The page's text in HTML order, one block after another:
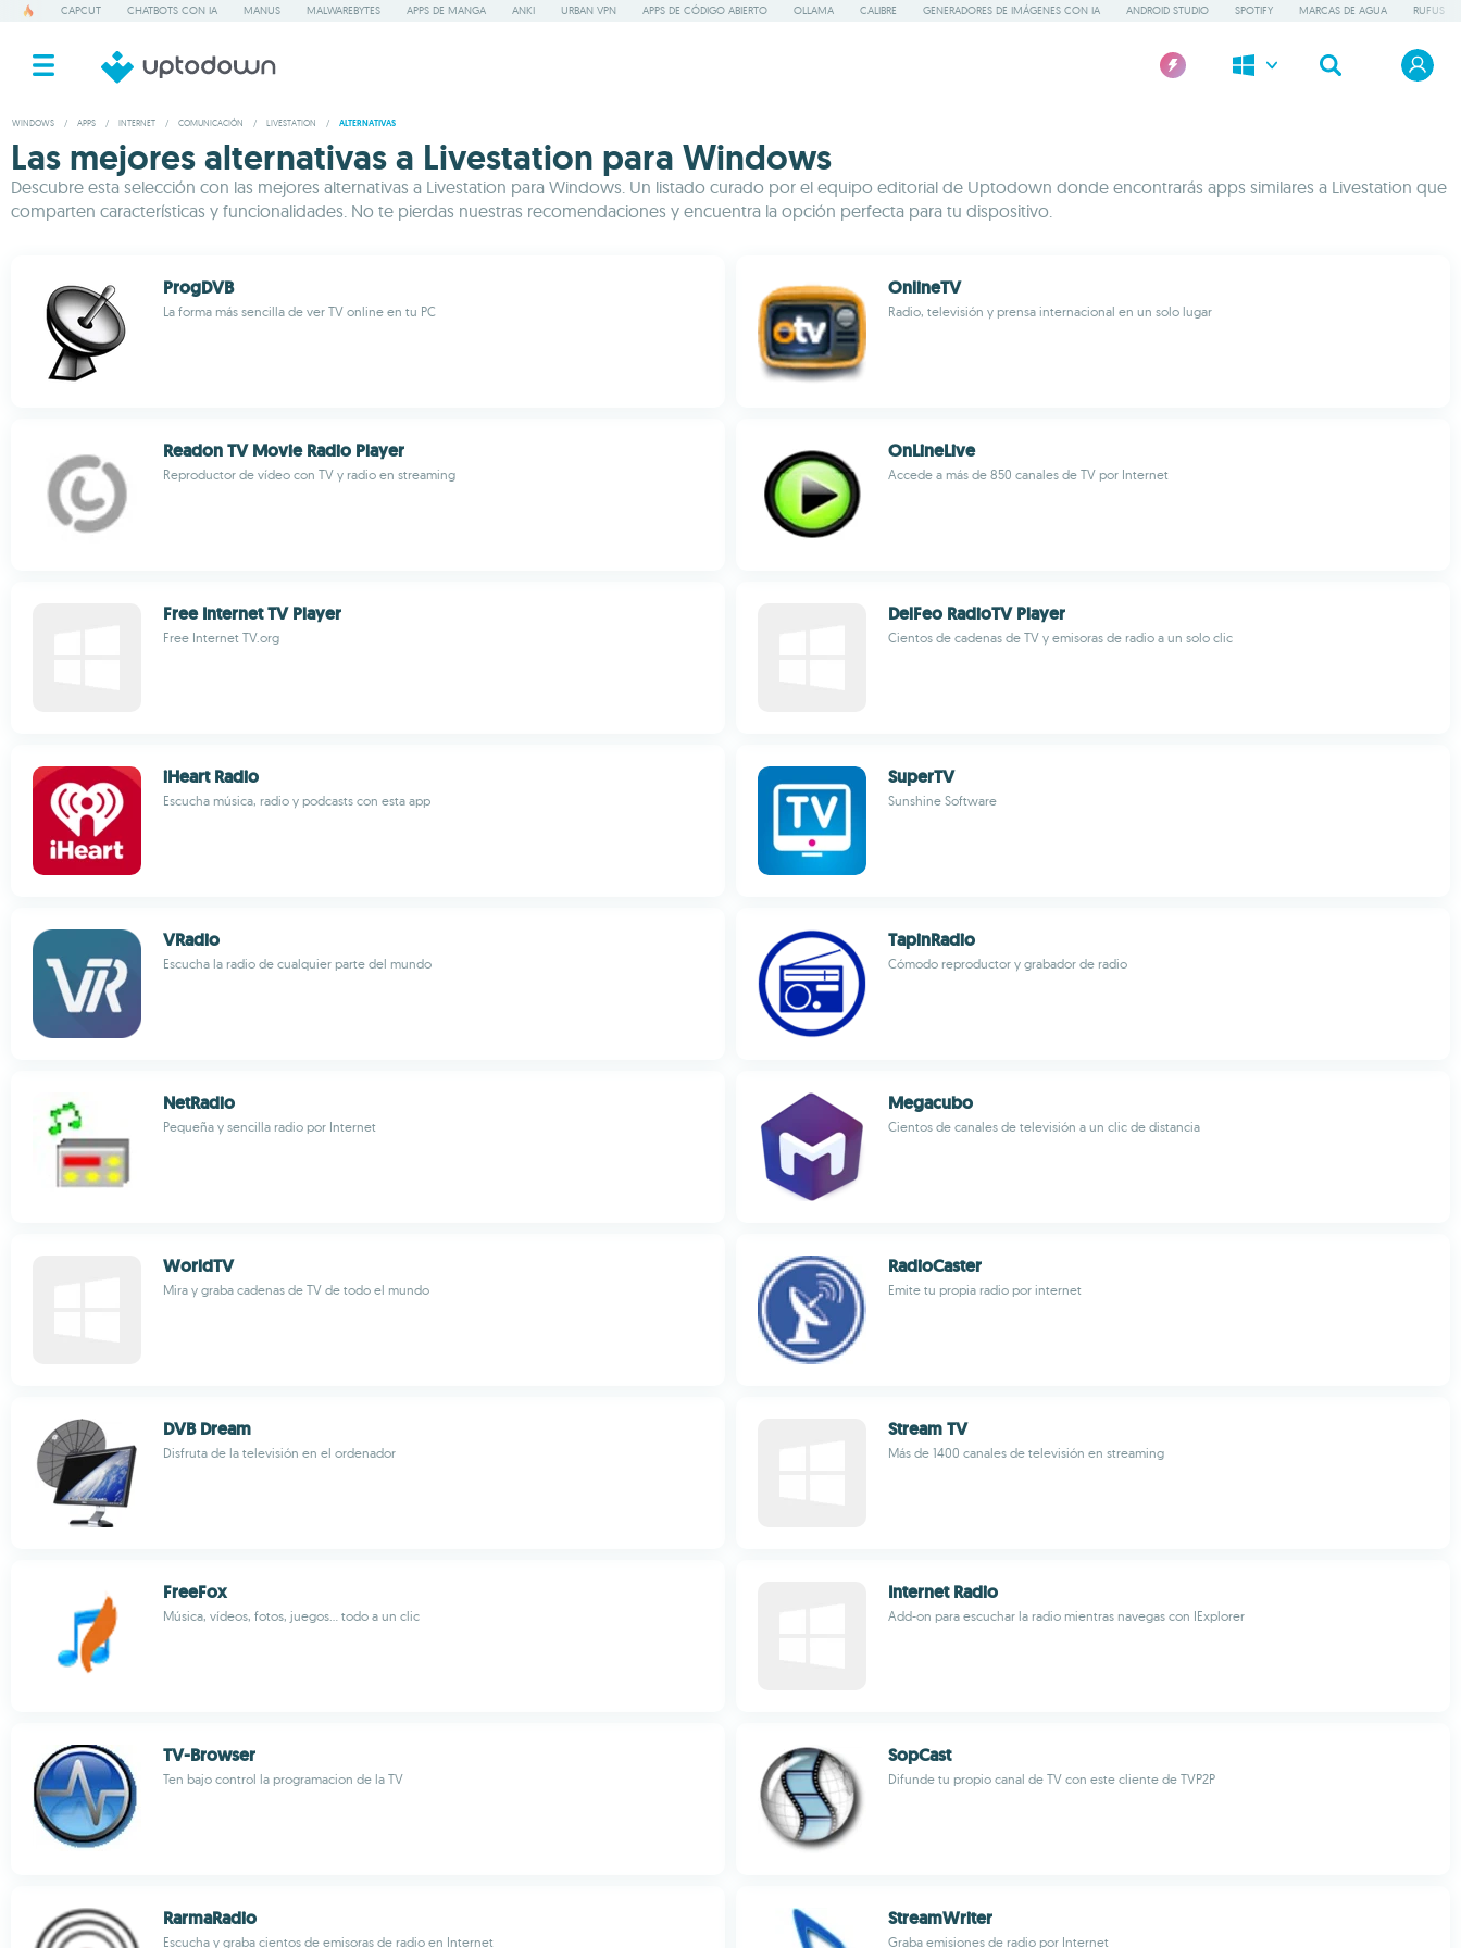
CAPCUT CHATBOTS CON IA MANUS MALWAREBYTES APPS DE MANGA ANKI URBAN VPN APPS DE CÓDIGO ABIERTO OLLAMA CALIBRE GENERADORES DE IMÁGENES CON IA ANDROID STUDIO SPOTIFY MARCAS DE AGUA RUFUS
WINDOWS / APPS / INTERNET / COMUNICACIÓN / LIVESTATION / ALTERNATIVAS
Las mejores alternativas a Livestation para Windows
Descubre esta selección con las mejores alternativas a Livestation para Windows. Un listado curado por el equipo editorial de Uptodown donde encontrarás apps similares a Livestation que
comparten características y funcionalidades. No te pierdas nuestras recomendaciones y encuentra la opción perfecta para tu dispositivo.
ProgDVB
La forma más sencilla de ver TV online en tu PC
OnlineTV
Radio, televisión y prensa internacional en un solo lugar
Readon TV Movie Radio Player
Reproductor de vídeo con TV y radio en streaming
OnLineLive
Accede a más de 850 canales de TV por Internet
Free Internet TV Player
Free Internet TV.org
DelFeo RadioTV Player
Cientos de cadenas de TV y emisoras de radio a un solo clic
iHeart Radio
Escucha música, radio y podcasts con esta app
SuperTV
Sunshine Software
VRadio
Escucha la radio de cualquier parte del mundo
TapinRadio
Cómodo reproductor y grabador de radio
NetRadio
Pequeña y sencilla radio por Internet
Megacubo
Cientos de canales de televisión a un clic de distancia
WorldTV
Mira y graba cadenas de TV de todo el mundo
RadioCaster
Emite tu propia radio por internet
DVB Dream
Disfruta de la televisión en el ordenador
Stream TV
Más de 1400 canales de televisión en streaming
FreeFox
Música, vídeos, fotos, juegos... todo a un clic
Internet Radio
Add-on para escuchar la radio mientras navegas con IExplorer
TV-Browser
Ten bajo control la programacion de la TV
SopCast
Difunde tu propio canal de TV con este cliente de TVP2P
RarmaRadio
Escucha y graba cientos de emisoras de radio en Internet
StreamWriter
Graba emisiones de radio por Internet